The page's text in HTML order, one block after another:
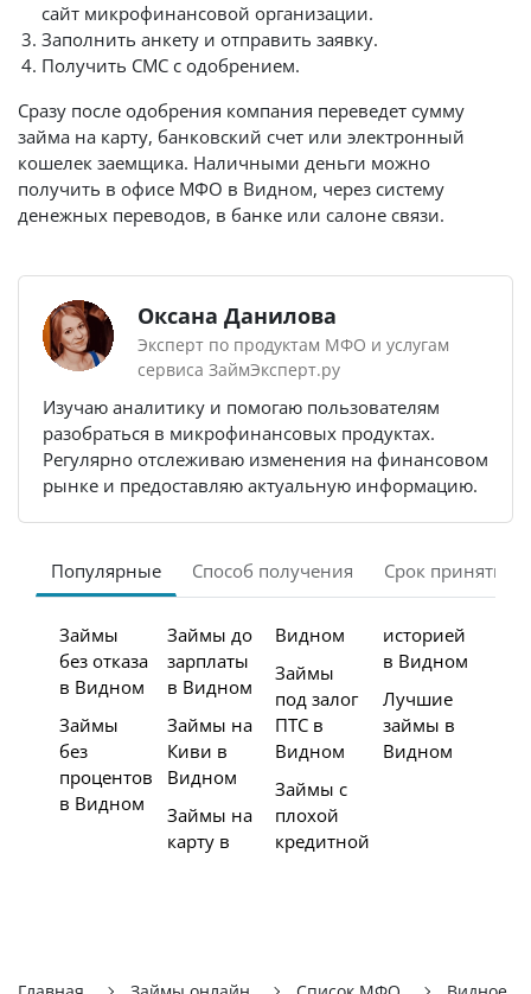
сайт микрофинансовой организации.
Заполнить анкету и отправить заявку.
Получить СМС с одобрением.
Сразу после одобрения компания переведет сумму
займа на карту, банковский счет или электронный
кошелек заемщика. Наличными деньги можно
получить в офисе МФО в Видном, через систему
денежных переводов, в банке или салоне связи.
Оксана Данилова
Эксперт по продуктам МФО и услугам
сервиса ЗаймЭксперт.ру
Изучаю аналитику и помогаю пользователям
разобраться в микрофинансовых продуктах.
Регулярно отслеживаю изменения на финансовом
рынке и предоставляю актуальную информацию.
Популярные Способ получения Срок принятия
Займы
без отказа
в Видном
Займы
без
процентов
в Видном
Займы до
зарплаты
в Видном
Займы на
Киви в
Видном
Займы на
карту в
Видном
Займы
под залог
ПТС в
Видном
Займы с
плохой
кредитной
историей
в Видном
Лучшие
займы в
Видном